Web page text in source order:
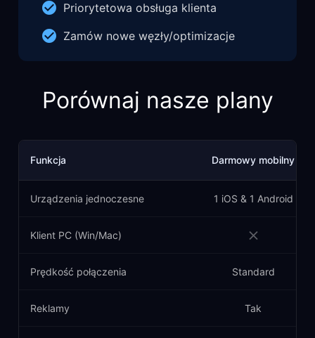
Priorytetowa obsługa klienta
Zamów nowe węzły/optimizacje
Porównaj nasze plany
Funkcja Darmowy mobilny
Urządzenia jednoczesne 1 iOS & 1 Android
Klient PC (Win/Mac)
Prędkość połączenia Standard
Reklamy Tak